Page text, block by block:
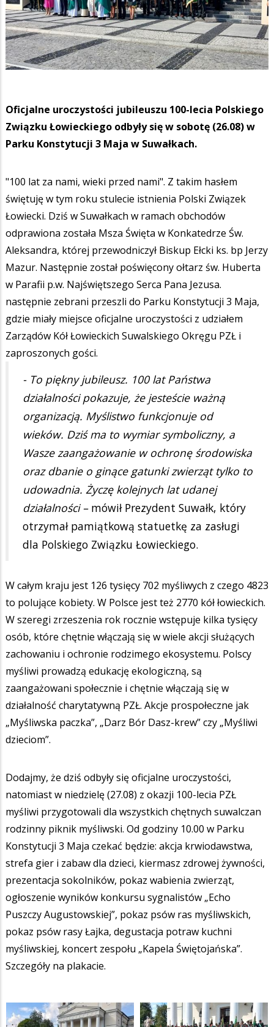
Oficjalne uroczystości jubileuszu 100-lecia Polskiego
Związku Łowieckiego odbyły się w sobotę (26.08) w
Parku Konstytucji 3 Maja w Suwałkach.
"100 lat za nami, wieki przed nami". Z takim hasłem
świętuję w tym roku stulecie istnienia Polski Związek
Łowiecki. Dziś w Suwałkach w ramach obchodów
odprawiona została Msza Święta w Konkatedrze Św.
Aleksandra, której przewodniczył Biskup Ełcki ks. bp Jerzy
Mazur. Następnie został poświęcony ołtarz św. Huberta
w Parafii p.w. Najświętszego Serca Pana Jezusa.
następnie zebrani przeszli do Parku Konstytucji 3 Maja,
gdzie miały miejsce oficjalne uroczystości z udziałem
Zarządów Kół Łowieckich Suwalskiego Okręgu PZŁ i
zaproszonych gości.
- To piękny jubileusz. 100 lat Państwa
działalności pokazuje, że jesteście ważną
organizacją. Myślistwo funkcjonuje od
wieków. Dziś ma to wymiar symboliczny, a
Wasze zaangażowanie w ochronę środowiska
oraz dbanie o ginące gatunki zwierząt tylko to
udowadnia. Życzę kolejnych lat udanej
działalności – mówił Prezydent Suwałk, który
otrzymał pamiątkową statuetkę za zasługi
dla Polskiego Związku Łowieckiego.
W całym kraju jest 126 tysięcy 702 myśliwych z czego 4823
to polujące kobiety. W Polsce jest też 2770 kół łowieckich.
W szeregi zrzeszenia rok rocznie wstępuje kilka tysięcy
osób, które chętnie włączają się w wiele akcji służących
zachowaniu i ochronie rodzimego ekosystemu. Polscy
myśliwi prowadzą edukację ekologiczną, są
zaangażowani społecznie i chętnie włączają się w
działalność charytatywną PZŁ. Akcje prospołeczne jak
„Myśliwska paczka”, „Darz Bór Dasz-krew” czy „Myśliwi
dzieciom”.
Dodajmy, że dziś odbyły się oficjalne uroczystości,
natomiast w niedzielę (27.08) z okazji 100-lecia PZŁ
myśliwi przygotowali dla wszystkich chętnych suwalczan
rodzinny piknik myśliwski. Od godziny 10.00 w Parku
Konstytucji 3 Maja czekać będzie: akcja krwiodawstwa,
strefa gier i zabaw dla dzieci, kiermasz zdrowej żywności,
prezentacja sokolników, pokaz wabienia zwierząt,
ogłoszenie wyników konkursu sygnalistów „Echo
Puszczy Augustowskiej”, pokaz psów ras myśliwskich,
pokaz psów rasy Łajka, degustacja potraw kuchni
myśliwskiej, koncert zespołu „Kapela Świętojańska”.
Szczegóły na plakacie.